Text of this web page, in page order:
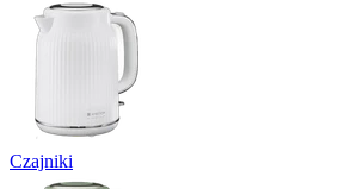
Czajniki